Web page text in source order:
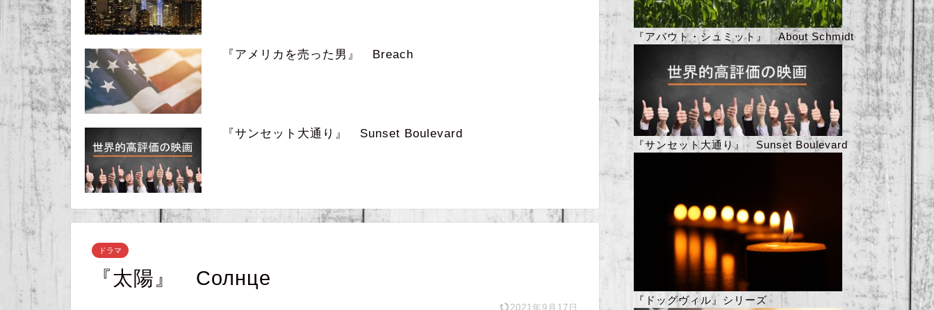
『アメリカを売った男』 Breach
『サンセット大通り』 Sunset Boulevard
ドラマ
『太陽』 Солнце
2021年9月17日
『アバウト・シュミット』 About Schmidt
『サンセット大通り』 Sunset Boulevard
『ドッグヴィル』シリーズ